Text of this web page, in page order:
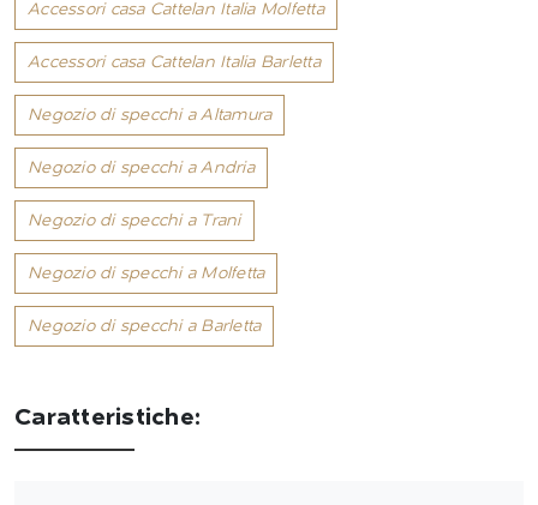
Accessori casa Cattelan Italia Molfetta
Accessori casa Cattelan Italia Barletta
Negozio di specchi a Altamura
Negozio di specchi a Andria
Negozio di specchi a Trani
Negozio di specchi a Molfetta
Negozio di specchi a Barletta
Caratteristiche: